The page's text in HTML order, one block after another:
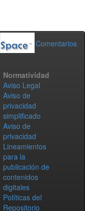
Comentarios
Normatividad
Aviso Legal
Aviso de
privacidad
simplificado
Aviso de
privacidad
Lineamientos
para la
publicación de
contenidos
digitales
Políticas del
Repositorio